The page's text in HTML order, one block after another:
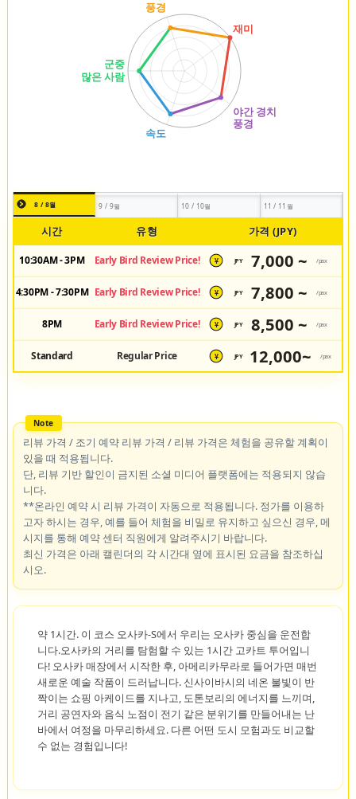
8 / 8월 9 / 9월 10 / 10월 11 / 11월
시간 유형 가격 (JPY)
10:30AM - 3PM Early Bird Review Price! ¥ JPY 7,000 ~ /pax
4:30PM - 7:30PM Early Bird Review Price! ¥ JPY 7,800 ~ /pax
8PM Early Bird Review Price! ¥ JPY 8,500 ~ /pax
Standard Regular Price ¥ JPY 12,000~ /pax
리뷰 가격 / 조기 예약 리뷰 가격 / 리뷰 가격은 체험을 공유할 계획이
있을 때 적용됩니다.
단, 리뷰 기반 할인이 금지된 소셜 미디어 플랫폼에는 적용되지 않습
니다.
**온라인 예약 시 리뷰 가격이 자동으로 적용됩니다. 정가를 이용하
고자 하시는 경우, 예를 들어 체험을 비밀로 유지하고 싶으신 경우, 메
시지를 통해 예약 센터 직원에게 알려주시기 바랍니다.
최신 가격은 아래 캘린더의 각 시간대 옆에 표시된 요금을 참조하십
시오.
약 1시간. 이 코스 오사카-S에서 우리는 오사카 중심을 운전합
니다.오사카의 거리를 탐험할 수 있는 1시간 고카트 투어입니
다! 오사카 매장에서 시작한 후, 아메리카무라로 들어가면 매번
새로운 예술 작품이 드러납니다. 신사이바시의 네온 불빛이 반
짝이는 쇼핑 아케이드를 지나고, 도톤보리의 에너지를 느끼며,
거리 공연자와 음식 노점이 전기 같은 분위기를 만들어내는 난
바에서 여정을 마무리하세요. 다른 어떤 도시 모험과도 비교할
수 없는 경험입니다!